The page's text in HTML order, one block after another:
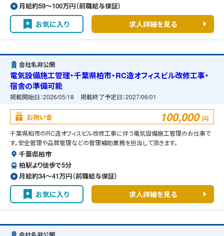
月給約59〜100万円（前職給与保証）
お気に入り 求人詳細を見る
会社名非公開
電気設備施工管理・千葉県柏市・RC造オフィスビル改修工事・
宿舎の準備可能
掲載開始日：2026/05/18 掲載終了予定日：2027/06/01
お祝い金 100,000 円
千葉県柏市のRC造オフィスビル改修工事に伴う電気設備施工管理のお仕事で
す。安全管理や品質管理などの管理補助業務を担当して頂きます。
千葉県柏市
柏駅より徒歩で5分
月給約34〜41万円（前職給与保証）
お気に入り 求人詳細を見る